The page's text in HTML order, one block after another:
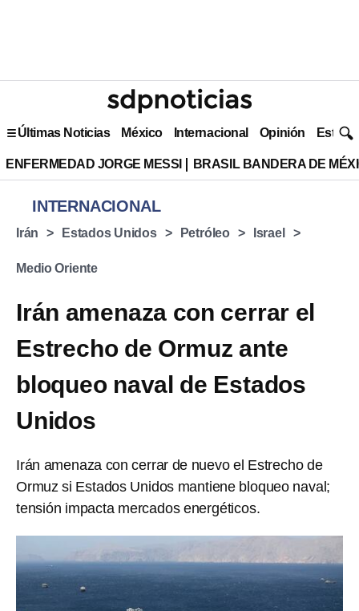
Últimas Noticias México Internacional Opinión Estilo
ENFERMEDAD JORGE MESSI BRASIL BANDERA DE
INTERNACIONAL
Irán Estados Unidos Petróleo Israel
Medio Oriente
Irán amenaza con cerrar el
Estrecho de Ormuz ante
bloqueo naval de Estados
Unidos
Irán amenaza con cerrar de nuevo el Estrecho de
Ormuz si Estados Unidos mantiene bloqueo naval;
tensión impacta mercados energéticos.